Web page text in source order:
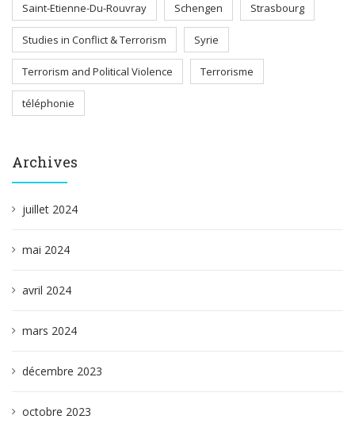
Saint-Etienne-Du-Rouvray Schengen Strasbourg
Studies in Conflict & Terrorism Syrie
Terrorism and Political Violence Terrorisme
téléphonie
Archives
juillet 2024
mai 2024
avril 2024
mars 2024
décembre 2023
octobre 2023